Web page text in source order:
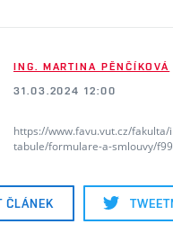
ING. MARTINA PĚNČÍKOVÁ
31.03.2024 12:00
https://www.favu.vut.cz/
tabule/formulare-a-smlouvy/
ČLÁNEK